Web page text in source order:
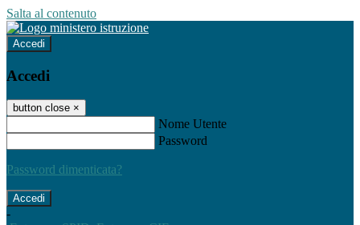
Salta al contenuto
Accedi
Accedi
button close ×
Nome Utente
Password
Password dimenticata?
-